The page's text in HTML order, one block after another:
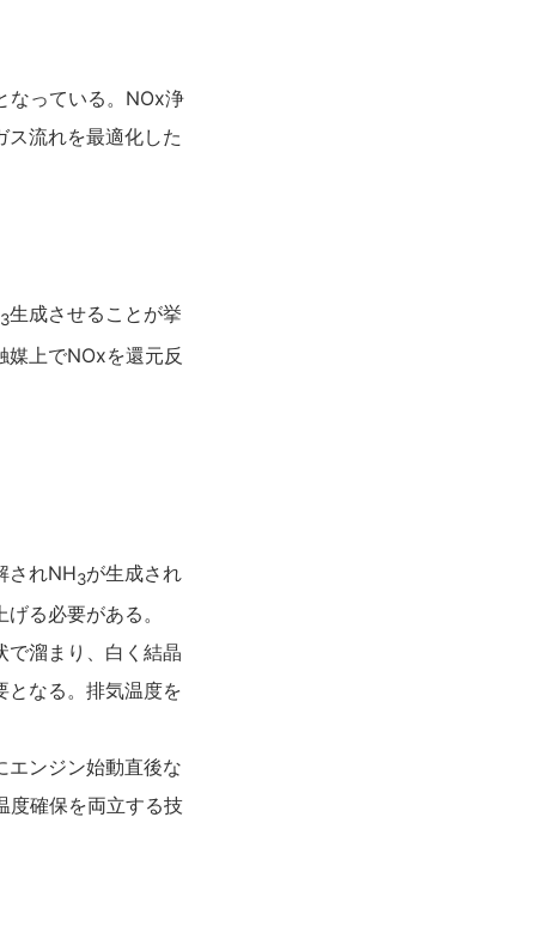
なっている。NOx浄
ス流れを最適化した
3生成させることが挙
媒上でNOxを還元反
されNH3が生成され
る必要がある。
溜まり、白く結晶
となる。排気温度を
ンジン始動直後な
度確保を両立する技